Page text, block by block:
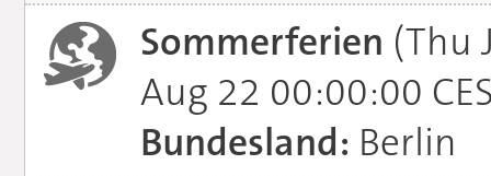
Sommerferien (Thu
Aug 22 00:00:00
Bundesland: Berlin